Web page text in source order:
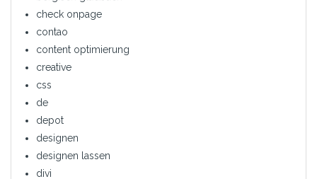
check onpage
contao
content optimierung
creative
css
de
depot
designen
designen lassen
divi